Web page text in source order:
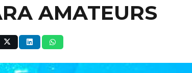
AMATEURS